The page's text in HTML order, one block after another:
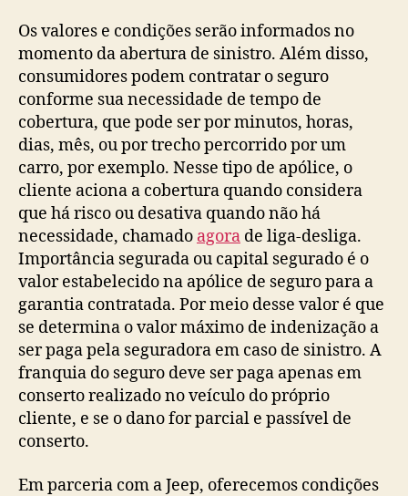
Os valores e condições serão informados no
momento da abertura de sinistro. Além disso,
consumidores podem contratar o seguro
conforme sua necessidade de tempo de
cobertura, que pode ser por minutos, horas,
dias, mês, ou por trecho percorrido por um
carro, por exemplo. Nesse tipo de apólice, o
cliente aciona a cobertura quando considera
que há risco ou desativa quando não há
necessidade, chamado agora de liga-desliga.
Importância segurada ou capital segurado é o
valor estabelecido na apólice de seguro para a
garantia contratada. Por meio desse valor é que
se determina o valor máximo de indenização a
ser paga pela seguradora em caso de sinistro. A
franquia do seguro deve ser paga apenas em
conserto realizado no veículo do próprio
cliente, e se o dano for parcial e passível de
conserto.
Em parceria com a Jeep, oferecemos condições